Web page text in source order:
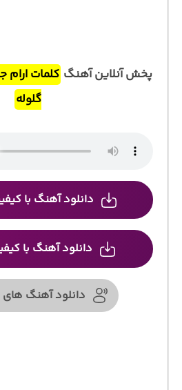
پخش آنلاین آهنگ کلمات
گلوله
دانلود آهنگ با کیفیت
دانلود آهنگ با
دانلود آهنگ های